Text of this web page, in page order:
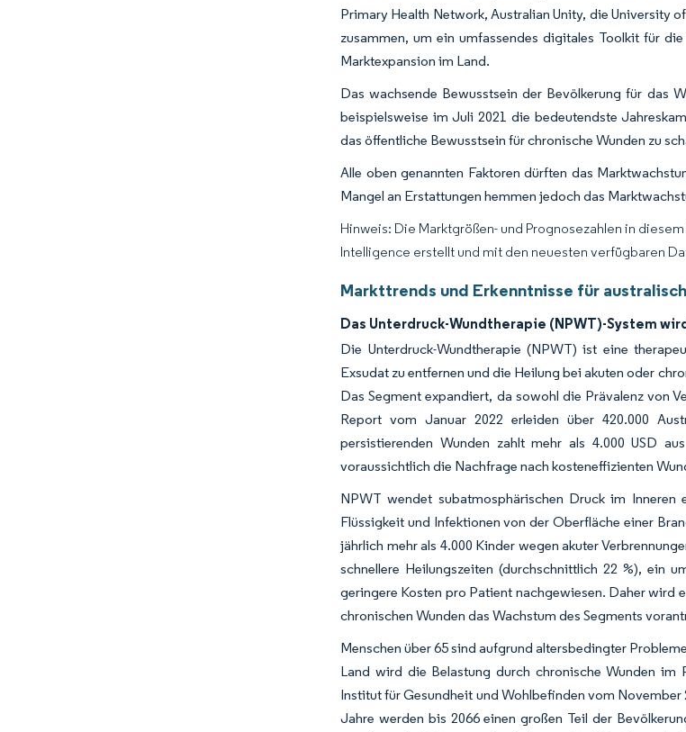
Primary Health Network, Australian Unity, die University
zusammen, um ein umfassendes digitales Toolkit für
Marktexpansion im Land.
Das wachsende Bewusstsein der Bevölkerung für das
beispielsweise im Juli 2021 die bedeutendste
das öffentliche Bewusstsein für chronische Wunden zu
Alle oben genannten Faktoren dürften das
Mangel an Erstattungen hemmen jedoch das
Hinweis: Die Marktgrößen- und Prognosezahlen in
Intelligence erstellt und mit den neuesten verfügbaren
Markttrends und Erkenntnisse für
Das Unterdruck-Wundtherapie (NPWT)-System
Die Unterdruck-Wundtherapie (NPWT) ist eine
Exsudat zu entfernen und die Heilung bei akuten oder
Das Segment expandiert, da sowohl die Prävalenz von
Report vom Januar 2022 erleiden über 420.000
persistierenden Wunden zahlt mehr als 4.000 USD
voraussichtlich die Nachfrage nach kosteneffizienten
NPWT wendet subatmosphärischen Druck im Inneren
Flüssigkeit und Infektionen von der Oberfläche einer
jährlich mehr als 4.000 Kinder wegen akuter
schnellere Heilungszeiten (durchschnittlich 22 %), ein
geringere Kosten pro Patient nachgewiesen. Daher wird
chronischen Wunden das Wachstum des Segments
Menschen über 65 sind aufgrund altersbedingter
Land wird die Belastung durch chronische Wunden im
Institut für Gesundheit und Wohlbefinden vom November
Jahre werden bis 2066 einen großen Teil der